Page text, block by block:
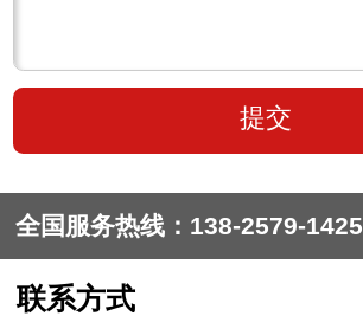
全国服务热线： 138-2579-1425
联系方式